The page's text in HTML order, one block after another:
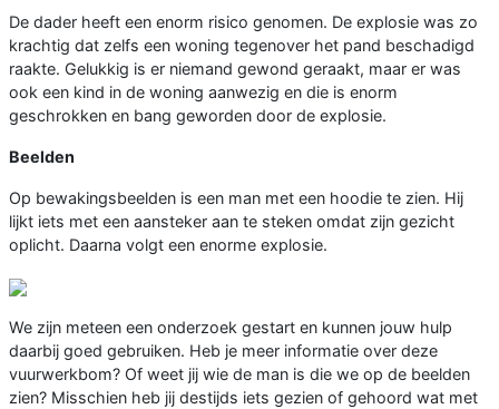
De dader heeft een enorm risico genomen. De explosie was zo
krachtig dat zelfs een woning tegenover het pand beschadigd
raakte. Gelukkig is er niemand gewond geraakt, maar er was
ook een kind in de woning aanwezig en die is enorm
geschrokken en bang geworden door de explosie.
Beelden
Op bewakingsbeelden is een man met een hoodie te zien. Hij
lijkt iets met een aansteker aan te steken omdat zijn gezicht
oplicht. Daarna volgt een enorme explosie.
We zijn meteen een onderzoek gestart en kunnen jouw hulp
daarbij goed gebruiken. Heb je meer informatie over deze
vuurwerkbom? Of weet jij wie de man is die we op de beelden
zien? Misschien heb jij destijds iets gezien of gehoord wat met